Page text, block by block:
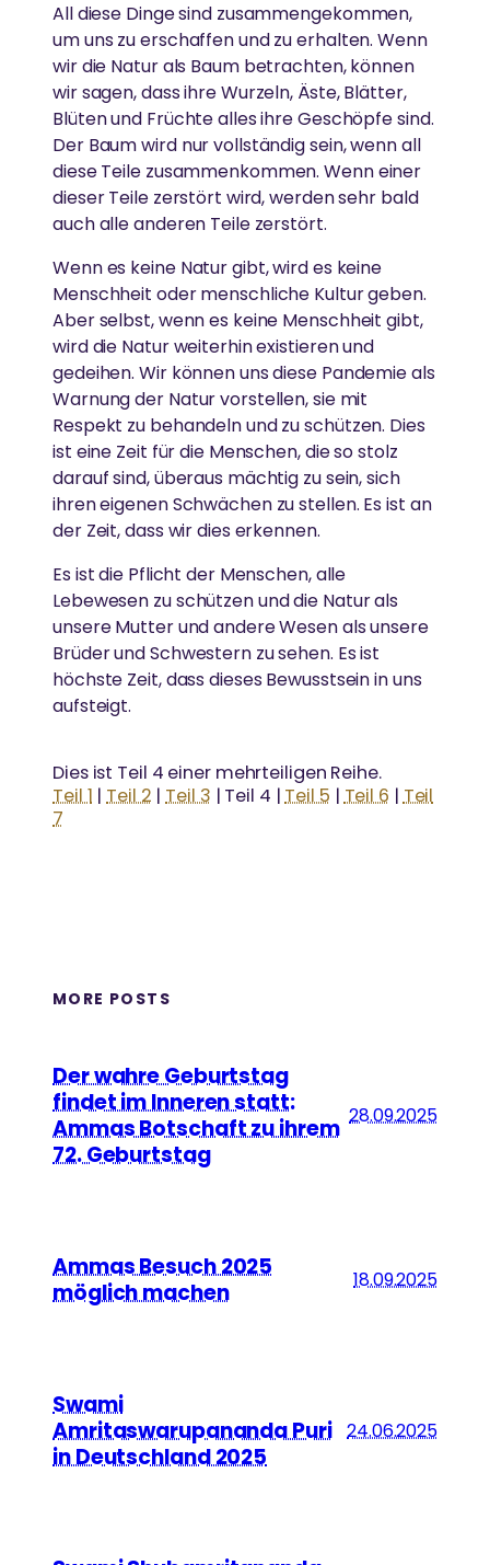
All diese Dinge sind zusammengekommen,
um uns zu erschaffen und zu erhalten. Wenn
wir die Natur als Baum betrachten, können
wir sagen, dass ihre Wurzeln, Äste, Blätter,
Blüten und Früchte alles ihre Geschöpfe sind.
Der Baum wird nur vollständig sein, wenn all
diese Teile zusammenkommen. Wenn einer
dieser Teile zerstört wird, werden sehr bald
auch alle anderen Teile zerstört.
Wenn es keine Natur gibt, wird es keine
Menschheit oder menschliche Kultur geben.
Aber selbst, wenn es keine Menschheit gibt,
wird die Natur weiterhin existieren und
gedeihen. Wir können uns diese Pandemie als
Warnung der Natur vorstellen, sie mit
Respekt zu behandeln und zu schützen. Dies
ist eine Zeit für die Menschen, die so stolz
darauf sind, überaus mächtig zu sein, sich
ihren eigenen Schwächen zu stellen. Es ist an
der Zeit, dass wir dies erkennen.
Es ist die Pflicht der Menschen, alle
Lebewesen zu schützen und die Natur als
unsere Mutter und andere Wesen als unsere
Brüder und Schwestern zu sehen. Es ist
höchste Zeit, dass dieses Bewusstsein in uns
aufsteigt.
Dies ist Teil 4 einer mehrteiligen Reihe.
Teil 1 |Teil 2 |Teil 3 | Teil 4 |Teil 5 |Teil 6 |Teil
7
MORE POSTS
Der wahre Geburtstag
findet im Inneren statt:
Ammas Botschaft zu ihrem
72. Geburtstag
28.09.2025
Ammas Besuch 2025
möglich machen
18.09.2025
Swami
Amritaswarupananda Puri
in Deutschland 2025
24.06.2025